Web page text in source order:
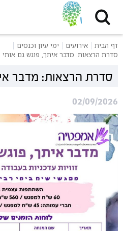
דף הבית אירועים
ימי עיון וכנסים
סדרת הרצאות: מדבר איתך, פוגש גם אותי
סדרת הרצאות: מדבר
02/09/2026